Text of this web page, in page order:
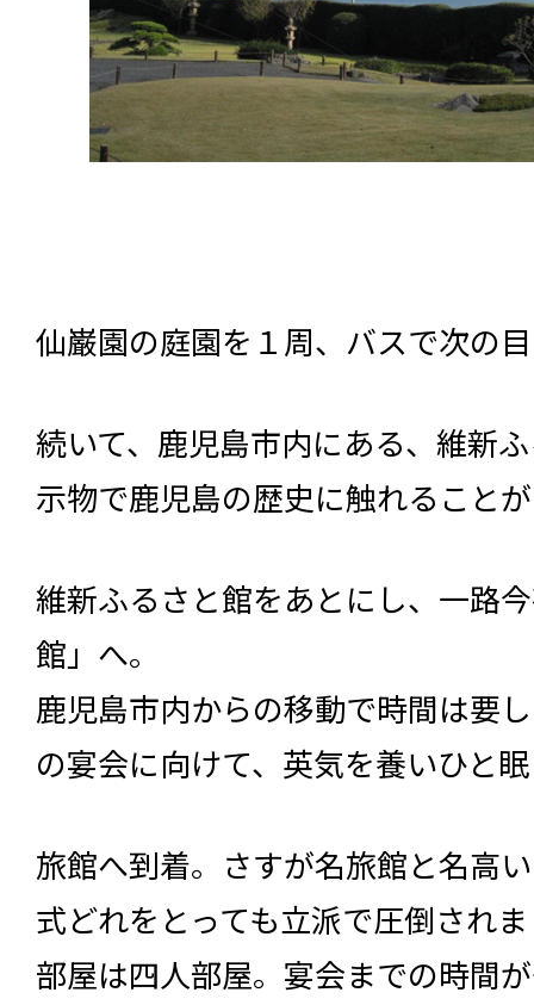
仙巌園の庭園を１周、バスで次の
続いて、鹿児島市内にある、維新
示物で鹿児島の歴史に触れること
維新ふるさと館をあとにし、一路
館」へ。
鹿児島市内からの移動で時間は要
の宴会に向けて、英気を養いひと
旅館へ到着。さすが名旅館と名高
式どれをとっても立派で圧倒され
部屋は四人部屋。宴会までの時間